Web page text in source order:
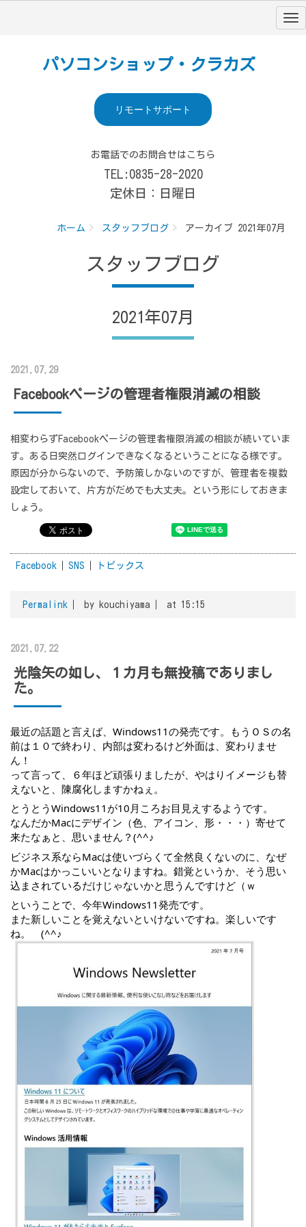
パソコンショップ・クラカズ
リモートサポート
お電話でのお問合せはこちら
TEL:0835-28-2020
定休日：日曜日
ホーム スタッフブログ アーカイブ 2021年07月
スタッフブログ
2021年07月
2021.07.29
Facebookページの管理者権限消滅の相談
相変わらずFacebookページの管理者権限消滅の相談が続いていま
す。ある日突然ログインできなくなるということになる様です。
原因が分からないので、予防策しかないのですが、管理者を複数
設定しておいて、片方がだめでも大丈夫。という形にしておきま
しょう。
Facebook SNS トピックス
Permalink by kouchiyama at 15:15
2021.07.22
光陰矢の如し、１カ月も無投稿でありまし
た。
最近の話題と言えば、Windows11の発売です。もうＯＳの名
前は１０で終わり、内部は変わるけど外面は、変わりませ
ん！
って言って、６年ほど頑張りましたが、やはりイメージも替
えないと、陳腐化しますかねぇ。
とうとうWindows11が10月ころお目見えするようです。
なんだかMacにデザイン（色、アイコン、形・・・）寄せて
来たなぁと、思いません？(^^♪
ビジネス系ならMacは使いづらくて全然良くないのに、なぜ
かMacはかっこいいとなりますね。錯覚というか、そう思い
込まされているだけじゃないかと思うんですけど（ｗ
ということで、今年Windows11発売です。
また新しいことを覚えないといけないですね。楽しいです
ね。　(^^♪